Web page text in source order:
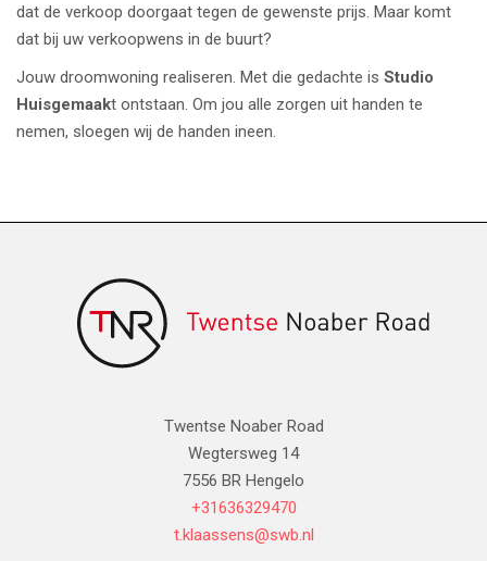
dat de verkoop doorgaat tegen de gewenste prijs. Maar komt
dat bij uw verkoopwens in de buurt?
Jouw droomwoning realiseren. Met die gedachte is Studio
Huisgemaakt ontstaan. Om jou alle zorgen uit handen te
nemen, sloegen wij de handen ineen.
Twentse Noaber Road
Wegtersweg 14
7556 BR Hengelo
+31636329470
t.klaassens@swb.nl